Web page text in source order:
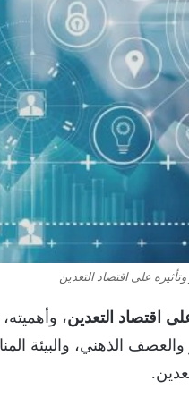
وتأثيره على اقتصاد التعدين
على اقتصاد التعدين،
الذهني، والبيئة